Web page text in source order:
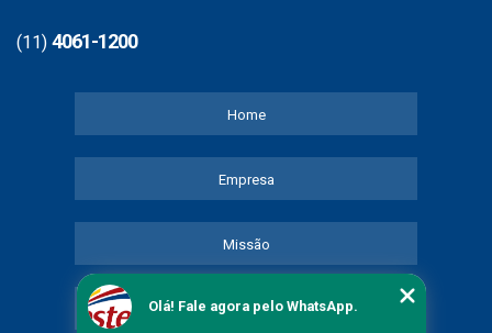
(11) 4061-1200
Home
Empresa
Missão
Serviços
Olá! Fale agora pelo WhatsApp.